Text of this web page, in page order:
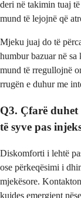
deri në takimin tuaj
mund të lejojnë që
Mjeku juaj do të
humbur bazuar në
mund të rregullojnë
rrugën e duhur me
Q3. Çfarë duhet
të syve pas
Diskomforti i lehtë
ose përkeqësimi i
mjekësore.
kujdes emergjent